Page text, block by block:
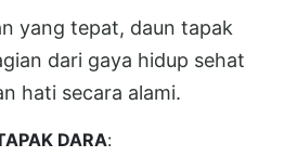
yang tepat, daun tapak
dari gaya hidup sehat
hati secara alami.
DARA: